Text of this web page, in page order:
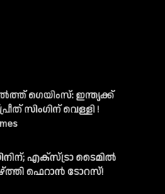
ഗെയിംസ്: ഇന്ത്യക്ക്
സിംഗിന് വെള്ളി !
എക്സ്ട്രാ ടൈമിൽ
ഫെറാൻ ടോറസ്!